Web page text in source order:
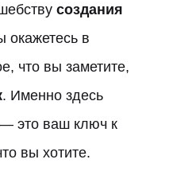
создания
окажетесь в
что вы заметите,
. Именно здесь
это ваш ключ к
вы хотите.